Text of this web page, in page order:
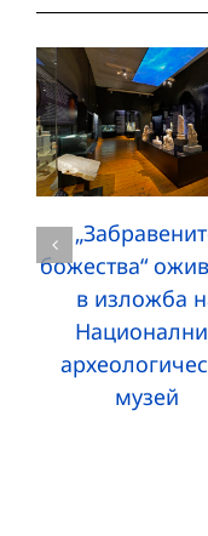
божества“
в изложба
музей